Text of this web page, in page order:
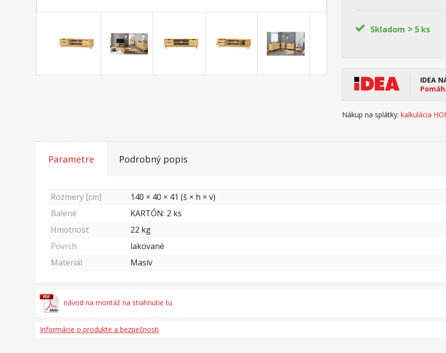
Skladom > 5 ks
IDEA
Nákup na splátky: kalkulácia
Parametre Podrobný popis
Rozmery [cm]
140 × 40 × 41 (š × h × v)
Balené
KARTÓN: 2 ks
Hmotnost
22 kg
Povrch
lakované
Materiál
Masív
návod na montáž na stiahnutie tu
Informácie o produkte a bezpečnosti